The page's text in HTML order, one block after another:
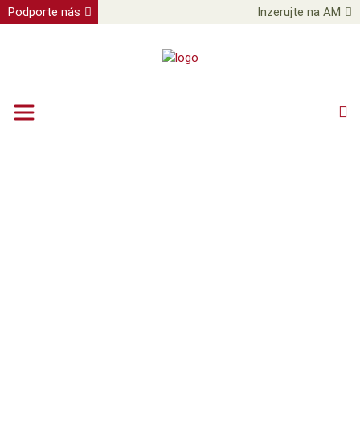
Podporte nás Inzerujte na AM